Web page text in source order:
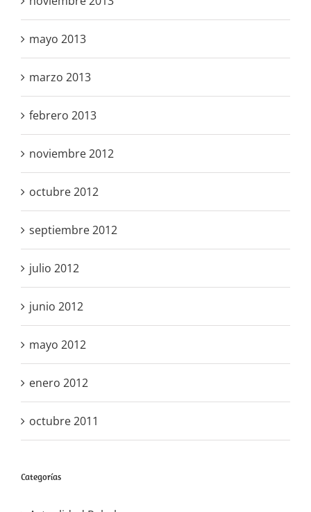
mayo 2013
marzo 2013
febrero 2013
noviembre 2012
octubre 2012
septiembre 2012
julio 2012
junio 2012
mayo 2012
enero 2012
octubre 2011
Categorías